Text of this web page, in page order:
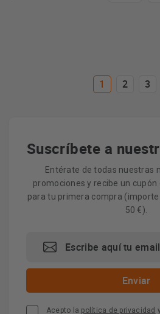
1 2 3
Suscríbete a
Entérate de todas nuestras
promociones y recibe un cupón
para tu primera compra
50 €).
Acepto la política de privacidad